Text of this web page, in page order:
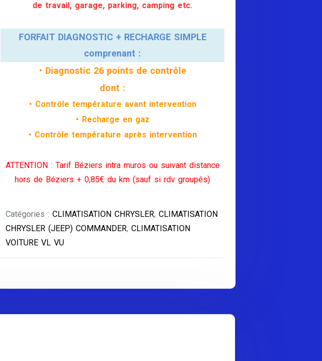
de travail, garage, parking, camping etc.
FORFAIT DIAGNOSTIC + RECHARGE SIMPLE
comprenant :
• Diagnostic 26 points de contrôle
dont :
• Contrôle température avant intervention
• Recharge en gaz
• Contrôle température après intervention
ATTENTION : Tarif Béziers intra muros ou suivant distance
hors de Béziers + 0,85€ du km (sauf si rdv groupés)
Catégories :CLIMATISATION CHRYSLER,CLIMATISATION
CHRYSLER (JEEP) COMMANDER,CLIMATISATION
VOITURE VL VU